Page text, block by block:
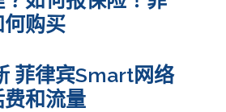
购买
菲律宾Smart网络
和流量